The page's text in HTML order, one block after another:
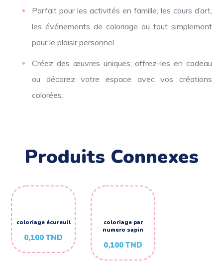
Parfait pour les activités en famille, les cours d’art,
les événements de coloriage ou tout simplement
pour le plaisir personnel.
Créez des œuvres uniques, offrez-les en cadeau
ou décorez votre espace avec vos créations
colorées.
Produits Connexes
coloriage écureuil
0,100TND
coloriage par
numero sapin
0,100TND